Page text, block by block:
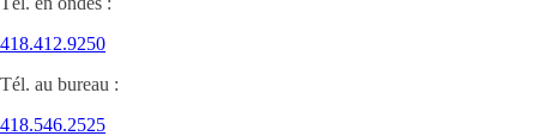
418.412.9250
Tél. au bureau :
418.546.2525